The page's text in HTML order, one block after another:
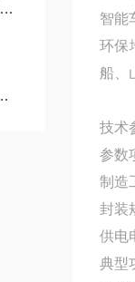
智能
环保
船、
技术
参数
制造
封装
供电
典型